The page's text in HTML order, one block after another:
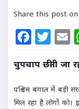
Share this post on:
चुपचाप छीनी जा
पश्चिम बंगाल में बड़ी
मिल रहा है लोगों